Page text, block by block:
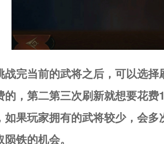
战完当前的武将之后，可以选
的，第二第三次刷新就想要花
如果玩家拥有的武将较少，会
铁的机会。